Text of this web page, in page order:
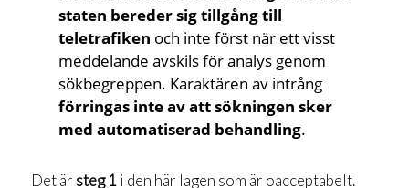
staten bereder sig tillgång till
teletrafiken och inte först när ett visst
meddelande avskils för analys genom
sökbegreppen. Karaktären av intrång
förringas inte av att sökningen sker
med automatiserad behandling.
Det är steg 1i den här lagen som är oacceptabelt.